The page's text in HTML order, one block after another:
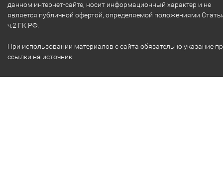
данном интернет-сайте, носит информационный характер и не
является публичной офертой, определяемой положениями
ч.2 ГК РФ.
При использовании материалов с сайта обязательно указание
ссылки на источник.